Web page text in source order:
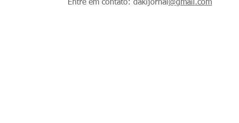
Entre em contato: dakijornal @gmail.com